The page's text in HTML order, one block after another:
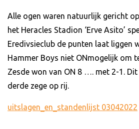
Alle ogen waren natuurlijk gericht
het Heracles Stadion ‘Erve Asito’
Eredivsieclub de punten laat liggen
Hammer Boys niet ONmogelijk om
Zesde won van ON 8 …. met 2-1.
derde zege op rij.
uitslagen_en_standenlijst 03042022